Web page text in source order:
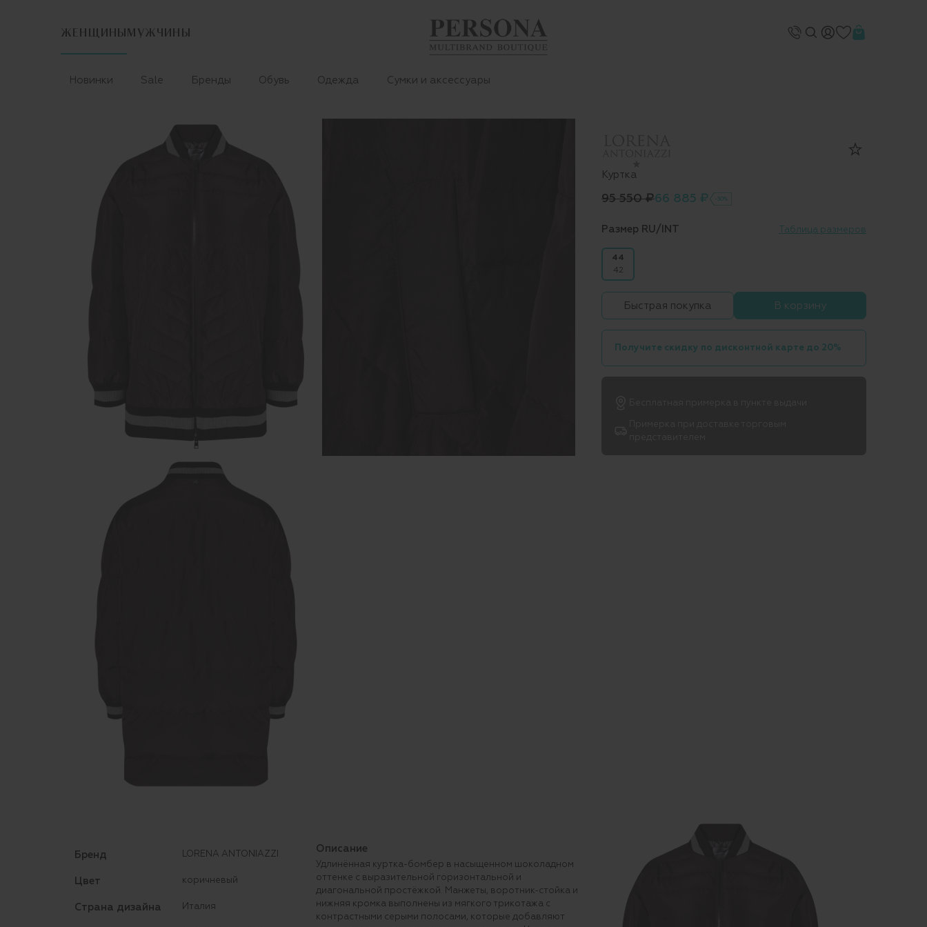
ЖЕНЩИНЫ МУЖЧИНЫ
Новинки Sale Бренды Обувь Одежда Сумки и аксессуары
Куртка
95 550 ₽66 885 ₽ -30%
Размер RU/INT Таблица размеров
44
42
Быстрая покупка В корзину
Получите скидку по дисконтной карте до 20%
Бренд LORENA ANTONIAZZI
Цвет коричневый
Страна дизайна Италия
Описание
Удлинённая куртка-бомбер в насыщенном шоколадном
оттенке с выразительной горизонтальной и
диагональной простёжкой. Манжеты, воротник-стойка и
нижняя кромка выполнены из мягкого трикотажа с
контрастными серыми полосами, которые добавляют